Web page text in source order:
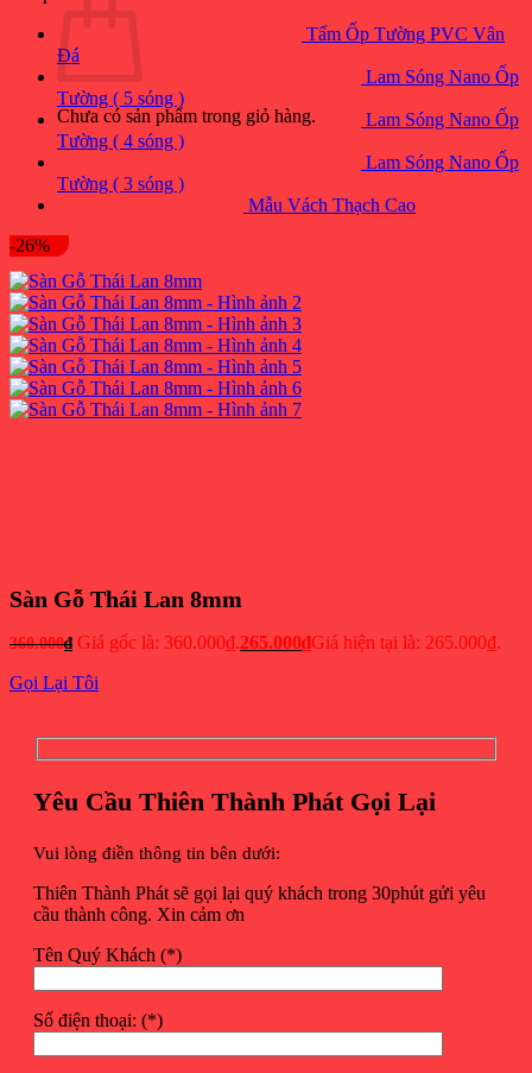
Chưa có sản phẩm trong giỏ hàng.
Tấm Ốp Tường PVC Vân
Đá
Lam Sóng Nano Ốp
Tường ( 5 sóng )
Lam Sóng Nano Ốp
Tường ( 4 sóng )
Lam Sóng Nano Ốp
Tường ( 3 sóng )
Mẫu Vách Thạch Cao
-26%
Sàn Gỗ Thái Lan 8mm
360.000₫ Giá gốc là: 360.000₫.265.000₫Giá hiện tại là: 265.000₫.
Gọi Lại Tôi
Yêu Cầu Thiên Thành Phát Gọi Lại
Vui lòng điền thông tin bên dưới:
Thiên Thành Phát sẽ gọi lại quý khách trong 30phút gửi yêu
cầu thành công. Xin cảm ơn
Tên Quý Khách (*)
Số điện thoại: (*)